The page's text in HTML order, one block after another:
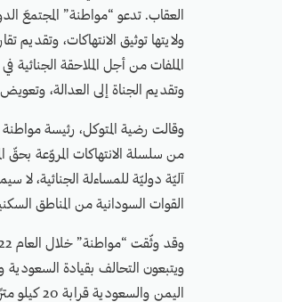
العقاب. تدعو “مواطنة” المجتمعَ
ولايتها توثيق الانتهاكات،
الملفات من أجل الملاحقة
وتقديم الجناة إلى العدالة،
وقالت رضية المتوكل، رئيسة
من سلسلة الانتهاكات المروّعة
آليّة دوليّة للمساءلة الجنائية،
القوات السودانية من المناطق
ويتبعون التحالف بقيادة